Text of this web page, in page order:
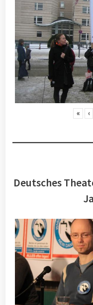
« ‹
Deutsches